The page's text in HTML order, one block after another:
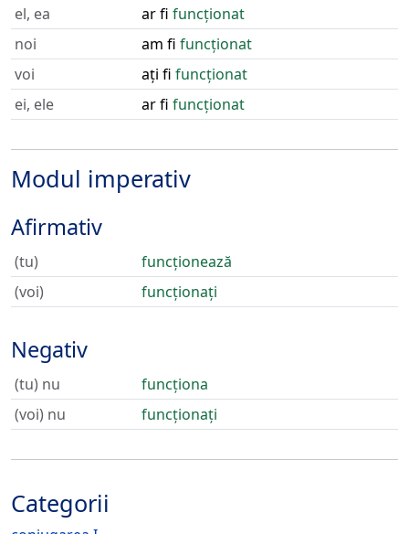
el, ea
ar fi funcționat
noi
am fi funcționat
voi
ați fi funcționat
ei, ele
ar fi funcționat
Modul imperativ
Afirmativ
(tu)
funcționează
(voi)
funcționați
Negativ
(tu) nu
funcționa
(voi) nu
funcționați
Categorii